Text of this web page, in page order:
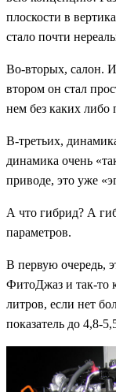
плоскости в
стало почти
Во-вторых, салон.
втором он стал
нем без каких либо
В-третьих,
динамика очень
приводе, это уже
А что гибрид? А
параметров.
В первую очередь,
ФитоДжаз и так-то
литров, если нет
показатель до 4,8-